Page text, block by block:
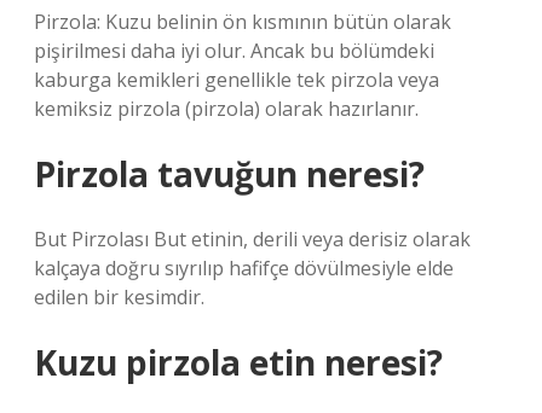
Pirzola: Kuzu belinin ön kısmının bütün olarak
pişirilmesi daha iyi olur. Ancak bu bölümdeki
kaburga kemikleri genellikle tek pirzola veya
kemiksiz pirzola (pirzola) olarak hazırlanır.
Pirzola tavuğun neresi?
But Pirzolası But etinin, derili veya derisiz olarak
kalçaya doğru sıyrılıp hafifçe dövülmesiyle elde
edilen bir kesimdir.
Kuzu pirzola etin neresi?